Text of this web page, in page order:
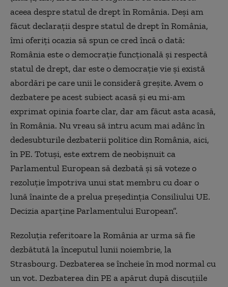
aceea despre statul de drept în România. Deşi am
făcut declaraţii despre statul de drept în România,
îmi oferiți ocazia să spun ce cred încă o dată:
România este o democraţie funcţională şi respectă
statul de drept, dar este o democraţie vie şi există
abordări pe care unii le consideră greșite. Avem o
dezbatere pe acest subiect acasă și eu mi-am
exprimat opinia foarte clar, dar am făcut asta acasă,
în România. Nu vreau să intru acum mai adânc în
dedesubturile dezbaterii politice din România, aici,
în PE. Totuși, este extrem de neobişnuit ca
Parlamentul European să dezbată şi să voteze o
rezoluţie împotriva unui stat membru cu doar o
lună înainte de a prelua preşedinţia Consiliului UE.
Decizia aparţine Parlamentului European”.
Rezoluţia referitoare la România ar urma să fie
dezbătută la începutul lunii noiembrie, la
Strasbourg. Dezbaterea se încheie în mod normal cu
un vot. Dezbaterea din PE a apărut după discuţiile